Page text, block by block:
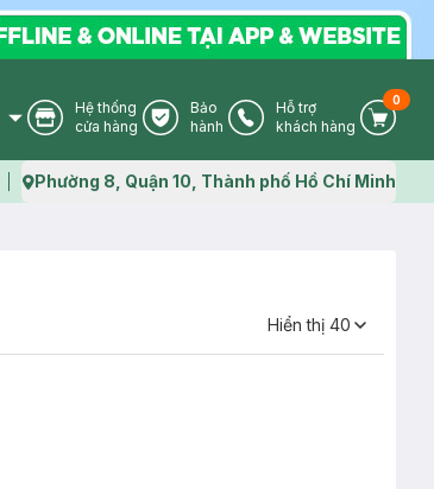
Store Icon
Hệ thống
cửa hàng
Warranty Icon
Bảo
hành
Phone Icon
Hỗ trợ
khách hàng
Cart
0
Map icon
Phường 8, Quận 10, Thành phố Hồ Chí Minh
Hiển thị 40